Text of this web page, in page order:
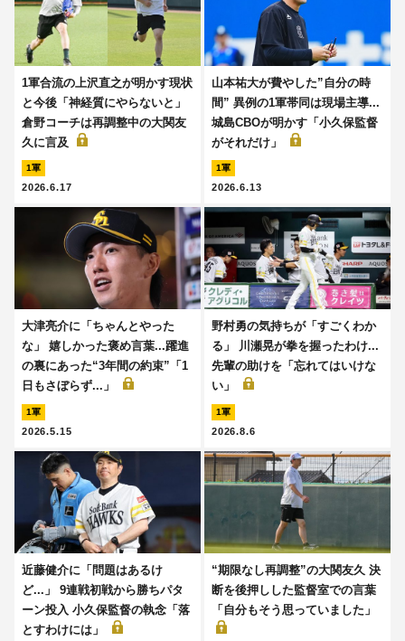
1軍合流の上沢直之が明かす現状
と今後「神経質にやらないと」
倉野コーチは再調整中の大関友
久に言及
1軍
2026.6.17
山本祐大が費やした”自分の時
間” 異例の1軍帯同は現場主導...
城島CBOが明かす「小久保監督
がそれだけ」
1軍
2026.6.13
大津亮介に「ちゃんとやった
な」 嬉しかった褒め言葉...躍進
の裏にあった“3年間の約束”「1
日もさぼらず...」
1軍
2026.5.15
野村勇の気持ちが「すごくわか
る」 川瀬晃が拳を握ったわけ...
先輩の助けを「忘れてはいけな
い」
1軍
2026.8.6
近藤健介に「問題はあるけ
ど...」 9連戦初戦から勝ちパタ
ーン投入 小久保監督の執念「落
とすわけには」
“期限なし再調整”の大関友久 決
断を後押しした監督室での言葉
「自分もそう思っていました」